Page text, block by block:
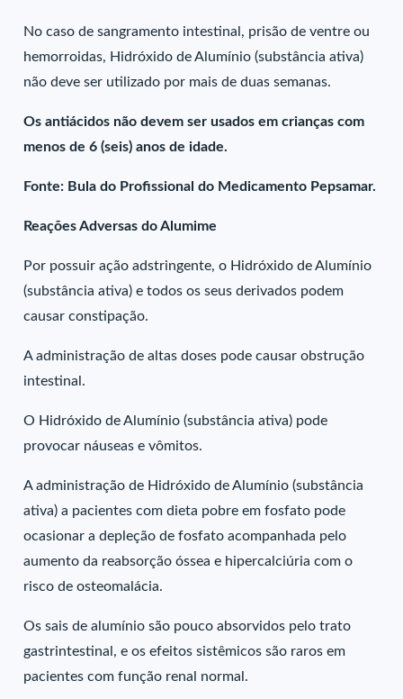
No caso de sangramento intestinal, prisão de ventre ou
hemorroidas, Hidróxido de Alumínio (substância ativa)
não deve ser utilizado por mais de duas semanas.
Os antiácidos não devem ser usados em crianças com
menos de 6 (seis) anos de idade.
Fonte: Bula do Profissional do Medicamento Pepsamar.
Reações Adversas do Alumime
Por possuir ação adstringente, o Hidróxido de Alumínio
(substância ativa) e todos os seus derivados podem
causar constipação.
A administração de altas doses pode causar obstrução
intestinal.
O Hidróxido de Alumínio (substância ativa) pode
provocar náuseas e vômitos.
A administração de Hidróxido de Alumínio (substância
ativa) a pacientes com dieta pobre em fosfato pode
ocasionar a depleção de fosfato acompanhada pelo
aumento da reabsorção óssea e hipercalciúria com o
risco de osteomalácia.
Os sais de alumínio são pouco absorvidos pelo trato
gastrintestinal, e os efeitos sistêmicos são raros em
pacientes com função renal normal.